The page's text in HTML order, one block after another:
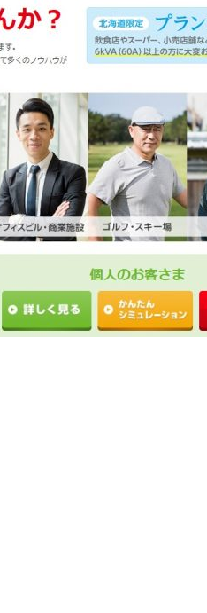
？口コミ・評判から分かった